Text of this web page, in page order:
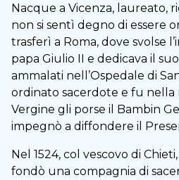
Nacque a Vicenza, laureato,
non si sentì degno di essere
trasferì a Roma, dove svolse
papa Giulio II e dedicava il
ammalati nell’Ospedale di
ordinato sacerdote e fu nella
Vergine gli porse il Bambin
impegnò a diffondere il
Nel 1524, col vescovo di
fondò una compagnia di